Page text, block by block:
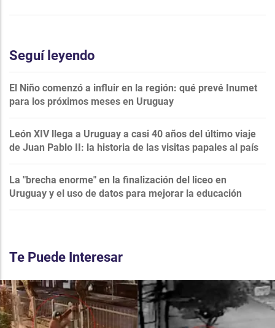
Seguí leyendo
El Niño comenzó a influir en la región: qué prevé Inumet
para los próximos meses en Uruguay
León XIV llega a Uruguay a casi 40 años del último viaje
de Juan Pablo II: la historia de las visitas papales al país
La "brecha enorme" en la finalización del liceo en
Uruguay y el uso de datos para mejorar la educación
Te Puede Interesar